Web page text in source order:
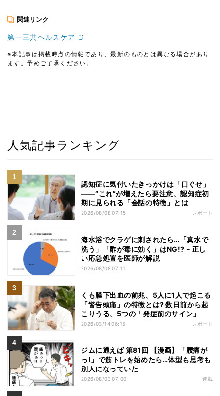
関連リンク
第一三共ヘルスケア
※本記事は掲載時点の情報であり、最新のものとは異なる場合があり
ます。予めご了承ください。
人気記事ランキング
認知症に気付いたきっかけは「口ぐせ」
――“これ”が増えたら要注意、認知症初
期に見られる「会話の特徴」とは
2026/08/08 07:15 レポート
海水浴でクラゲに刺されたら…「真水で
洗う」「酢が毒に効く」はNG!? - 正し
い応急処置を医師が解説
2026/08/08 07:11
くも膜下出血の前兆、5人に1人で起こる
「警告頭痛」の特徴とは? 数日前から起
こりうる、5つの「発症前のサイン」
2026/03/14 06:15 レポート
ジムに通えば 第81回 【漫画】「腰痛が
っ!」で筋トレを始めたら…体型も思考も
別人になっていた
2026/08/03 07:00 連載